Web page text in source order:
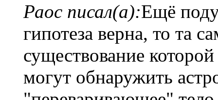
Раос писал(а):Ещё
гипотеза верна, то та
существование
могут обнаружить